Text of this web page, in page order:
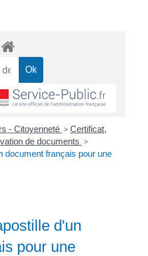
- Citoyenneté > Certificat,
de documents >
document français pour une
d'un
pour une